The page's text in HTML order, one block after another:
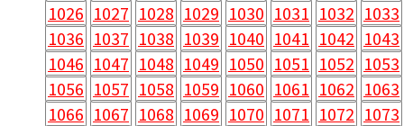
1026 1027 1028 1029 1030 1031 1032 1033
1036 1037 1038 1039 1040 1041 1042 1043
1046 1047 1048 1049 1050 1051 1052 1053
1056 1057 1058 1059 1060 1061 1062 1063
1066 1067 1068 1069 1070 1071 1072 1073